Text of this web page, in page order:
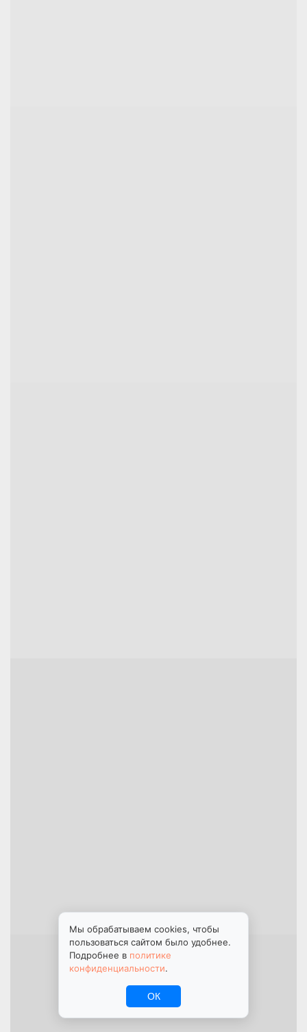
Мы обрабатываем cookies, чтобы
пользоваться сайтом было удобнее.
Подробнее в политике
конфиденциальности.
ОК